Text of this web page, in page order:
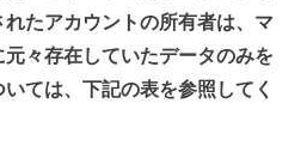
たアカウントの所有者は、マ
々存在していたデータのみを
ては、下記の表を参照してく